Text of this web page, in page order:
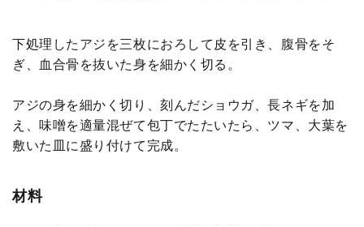
下処理したアジを三枚におろして皮を引き、腹骨をそ
ぎ、血合骨を抜いた身を細かく切る。
アジの身を細かく切り、刻んだショウガ、長ネギを加
え、味噌を適量混ぜて包丁でたたいたら、ツマ、大葉を
敷いた皿に盛り付けて完成。
材料